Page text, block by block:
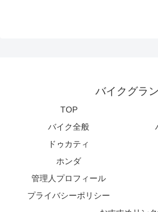
バイクグラ
TOP
バイク全般
ドゥカティ
ホンダ
管理人プロフィール
プライバシーポリシー